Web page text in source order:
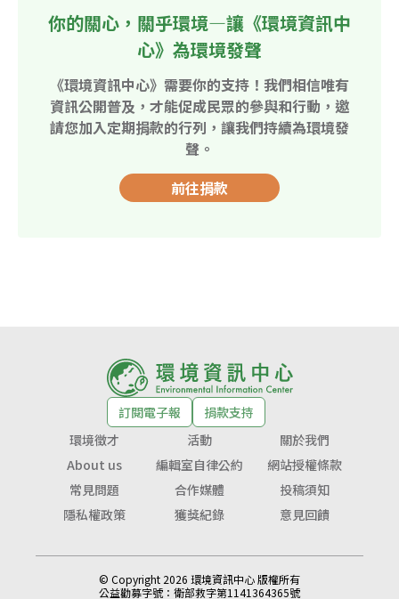
你的關心，關乎環境—讓《環境資訊中
心》為環境發聲
《環境資訊中心》需要你的支持！我們相信唯有
資訊公開普及，才能促成民眾的參與和行動，邀
請您加入定期捐款的行列，讓我們持續為環境發
聲。
前往捐款
訂閱電子報
捐款支持
環境徵才
活動
關於我們
About us
編輯室自律公約
網站授權條款
常見問題
合作媒體
投稿須知
隱私權政策
獲獎紀錄 意見回饋
© Copyright 2026 環境資訊中心 版權所有
公益勸募字號： 衛部救字第1141364365號